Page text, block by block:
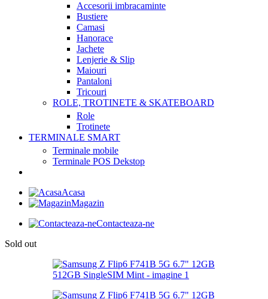
Accesorii imbracaminte
Bustiere
Camasi
Hanorace
Jachete
Lenjerie & Slip
Maiouri
Pantaloni
Tricouri
ROLE, TROTINETE & SKATEBOARD
Role
Trotinete
TERMINALE SMART
Terminale mobile
Terminale POS Dekstop
Acasa
Magazin
Contacteaza-ne
Sold out